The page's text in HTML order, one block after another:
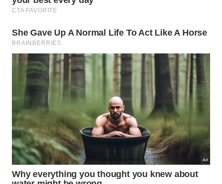
A jabuticaba é lembrada pelo sabor, mas também merece
atenção pela composição nutricional.
Imagem gerada por inteligência artificial
Como aproveitar a fruta além do
consumo in natura?
Comer jabuticaba direto do pé é a forma mais